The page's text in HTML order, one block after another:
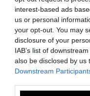
interest-based ads
us or personal
your opt-out. You may
disclosure of your
IAB’s list of
also be disclosed by us
Downstream
γύρω από το
την τύχη του στη
δεκαετία του
νονάς του από
αποθάρρυνε από